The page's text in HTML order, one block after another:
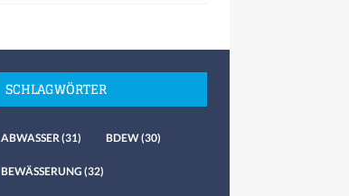
SCHLAGWÖRTER
ABWASSER (31) BDEW(30)
BEWÄSSERUNG (32)